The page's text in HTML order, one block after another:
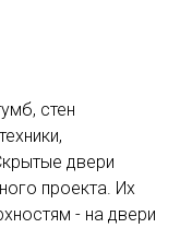
стен
двери
проекта. Их
- на двери